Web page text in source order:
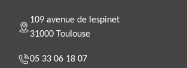
109 avenue de lespinet
31000 Toulouse
05 33 06 18 07